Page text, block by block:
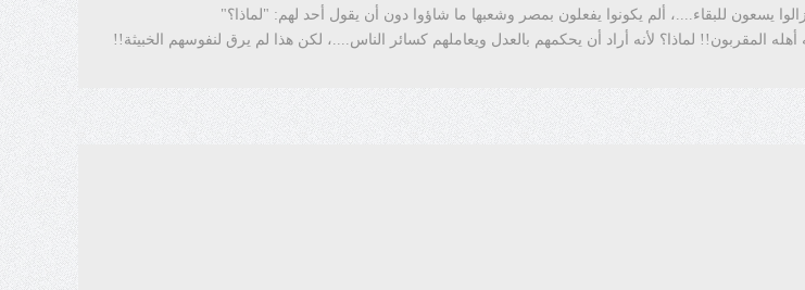
يسعون للبقاء....، ألم يكونوا يفعلون بمصر وشعبها ما شاؤوا دون أن يقول أحد لهم: "لماذا؟"
المقربون!! لماذا؟ لأنه أراد أن يحكمهم بالعدل ويعاملهم كسائر الناس....، لكن هذا لم يرق لنفوسهم الخبيثة!!